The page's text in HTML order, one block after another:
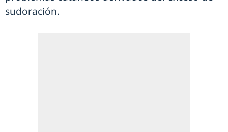
sudoración.